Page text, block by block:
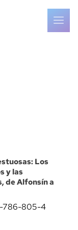
Los
y las
de Alfonsín a
786-805-4